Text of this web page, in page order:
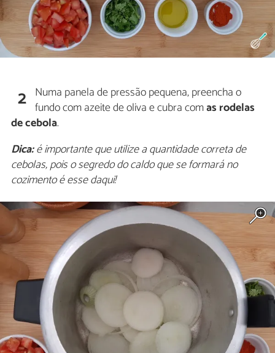
2 Numa panela de pressão pequena, preencha o
fundo com azeite de oliva e cubra comas rodelas
de cebola.
Dica:é importante que utilize a quantidade correta de
cebolas, pois o segredo do caldo que se formará no
cozimento é esse daqui!